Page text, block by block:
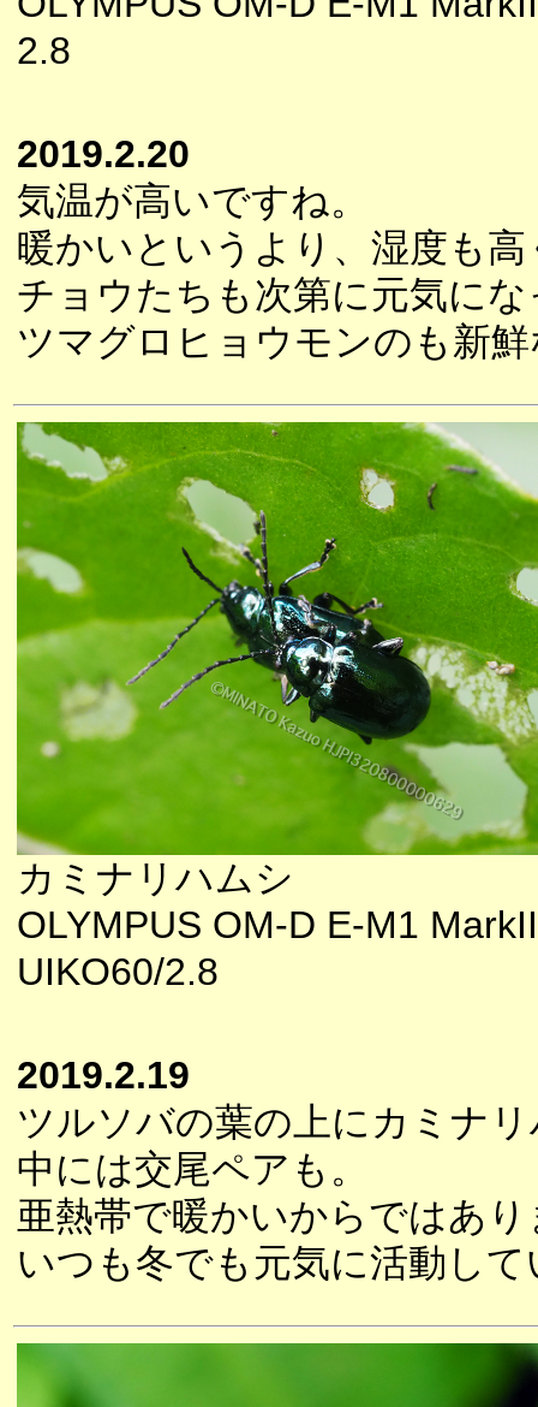
2.8
2019.2.20
気温が高いですね。
暖かいというより、湿度も高
チョウたちも次第に元気に
ツマグロヒョウモンのも新
カミナリハムシ
OLYMPUS OM-D E-M1
UIKO60/2.8
2019.2.19
ツルソバの葉の上にカミナ
中には交尾ペアも。
亜熱帯で暖かいからではあ
いつも冬でも元気に活動し